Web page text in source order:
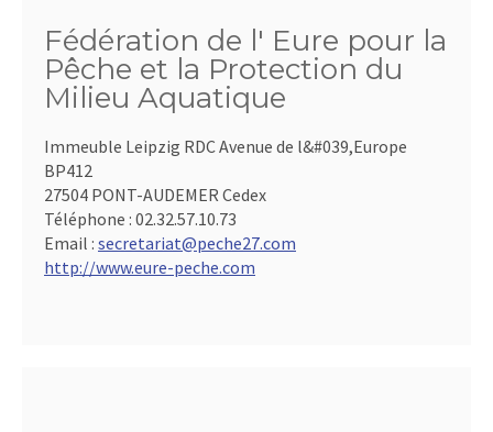
Fédération de l' Eure pour la
Pêche et la Protection du
Milieu Aquatique
Immeuble Leipzig RDC Avenue de l&#039,Europe
BP412
27504 PONT-AUDEMER Cedex
Téléphone : 02.32.57.10.73
Email : secretariat@peche27.com
http://www.eure-peche.com